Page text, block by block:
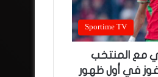
Sportime TV
مع المنتخب
في أول ظهور